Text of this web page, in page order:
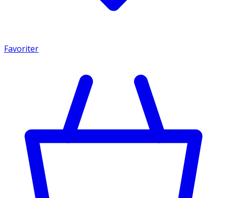
Favoriter